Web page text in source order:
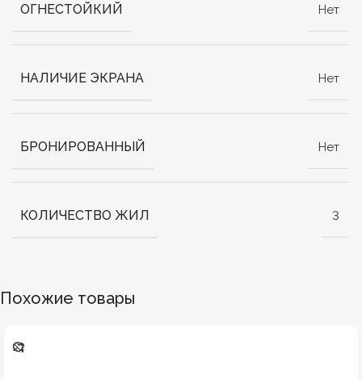
ОГНЕСТОЙКИЙ Нет
НАЛИЧИЕ ЭКРАНА Нет
БРОНИРОВАННЫЙ Нет
КОЛИЧЕСТВО ЖИЛ 3
Похожие товары